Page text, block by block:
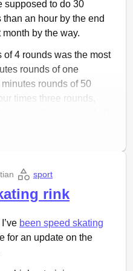
Kramer, so I’m only
)
by the way was
I played
supposed to do 30
an hour by the end
by the way.
4 rounds was the most
rounds of one
rounds of 50
times three rounds,
sport
rink
been speed skating
for an update on the